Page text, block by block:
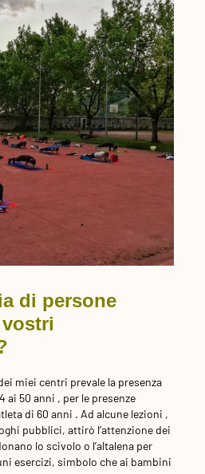
di persone
miei centri prevale la presenza
ai 50 anni , per le presenze
di 60 anni . Ad alcune lezioni ,
pubblici, attirò l’attenzione dei
lo scivolo o l’altalena per
esercizi, simbolo che ai bambini